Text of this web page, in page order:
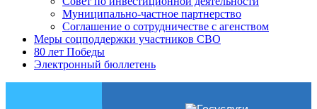
Муниципально-частное партнерство
Соглашение о сотрудничестве с агенством
Меры соцподдержки участников СВО
80 лет Победы
Электронный бюллетень